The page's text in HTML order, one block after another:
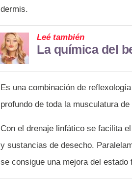
dermis.
Leé también
La química del
Es una combinación de
profundo de toda la musculatura de
Con el drenaje linfático se facilita
y sustancias de desecho.
se consigue una mejora del